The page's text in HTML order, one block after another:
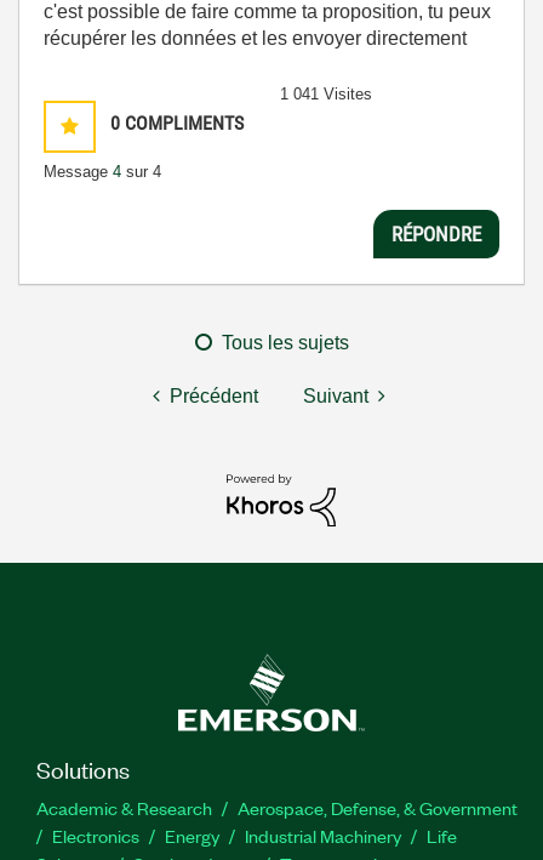
c'est possible de faire comme ta proposition, tu peux
récupérer les données et les envoyer directement
0 COMPLIMENTS
Message 4 sur 4
1 041 Visites
RÉPONDRE
Tous les sujets
Précédent Suivant
Solutions
Academic & Research
Aerospace, Defense, & Government
Electronics
Energy Industrial Machinery
Life